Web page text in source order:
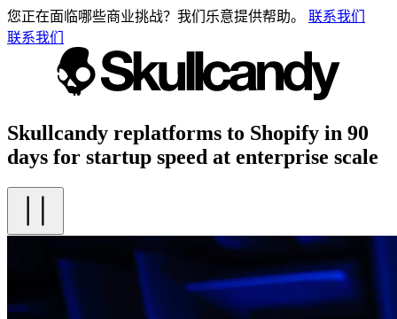
您正在面临哪些商业挑战？我们乐意提供帮助。
联系我们
联系我们
Skullcandy replatforms to Shopify in 90
days for startup speed at enterprise scale